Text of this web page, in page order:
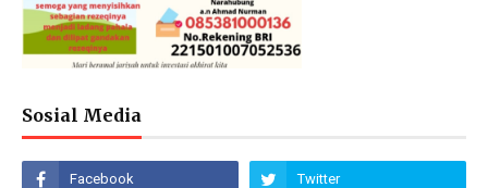
Sosial Media